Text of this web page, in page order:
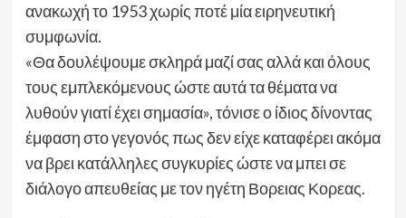
ανακωχή το 1953 χωρίς ποτέ μία ειρηνευτική
συμφωνία.
«Θα δουλέψουμε σκληρά μαζί σας αλλά και όλους
τους εμπλεκόμενους ώστε αυτά τα θέματα να
λυθούν γιατί έχει σημασία», τόνισε ο ίδιος δίνοντας
έμφαση στο γεγονός πως δεν είχε καταφέρει ακόμα
να βρει κατάλληλες συγκυρίες ώστε να μπει σε
διάλογο απευθείας με τον ηγέτη Βορειας Κορεας.